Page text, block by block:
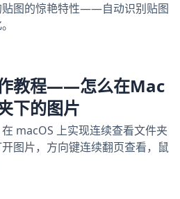
贴图的惊艳特性——自动识别贴图
教程——怎么在Mac
下的图片
macOS 上实现连续查看文件夹
图片，方向键连续翻页查看，鼠